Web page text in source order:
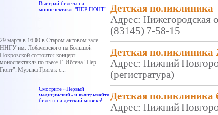
Детская поликлиника
Адрес: Нижегородская
(83145) 7-58-15
Детская
Адрес: Нижний
(регистратура)
Детская
Адрес: Нижний
Выиграй билеты на
моноспектакль "ПЕР ГЮНТ"
29 марта в 16.00 в Старом актовом зале
ННГУ им. Лобачевского на Большой
Покровской состоится концерт-
моноспектакль по пьесе Г. Ибсена "Пер
Гюнт". Музыка Грига к с...
Смотрите «Первый
медицинский» и выигрывайте
билеты на детский мюзикл!